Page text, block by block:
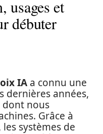
et
débuter
IA a connu une
dernières années,
nous
Grâce à
les systèmes de